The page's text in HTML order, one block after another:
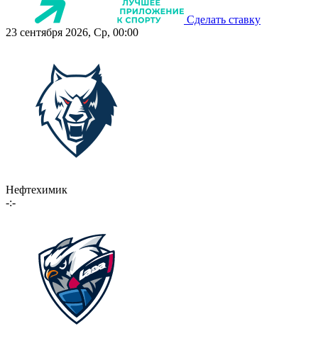
Сделать ставку
23 сентября 2026, Ср, 00:00
Нефтехимик
-:-